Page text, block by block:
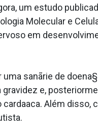
um estudo
Molecular e
em
sanãrie de
gravidez e,
Além